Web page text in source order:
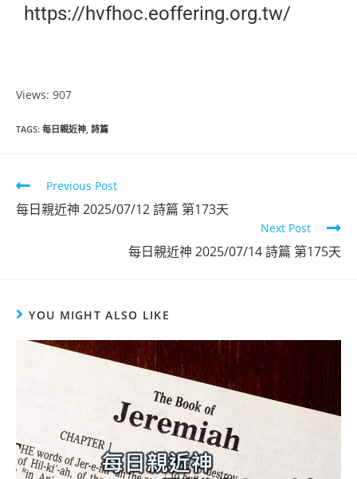
https://hvfhoc.eoffering.org.tw/
Views: 907
TAGS: 每日親近神 詩篇
Previous Post
每日親近神 2025/07/12 詩篇 第173天
Next Post
每日親近神 2025/07/14 詩篇 第175天
YOU MIGHT ALSO LIKE